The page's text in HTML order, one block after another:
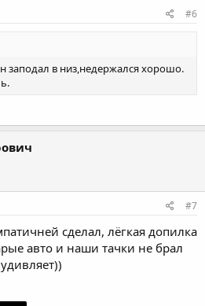
#6
в низ,недержался хорошо.
#7
сделал, лёгкая допилка
авто и наши тачки не брал